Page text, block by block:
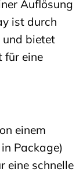
Auflösung
ist durch
und bietet
für eine
einem
Package)
eine schnelle